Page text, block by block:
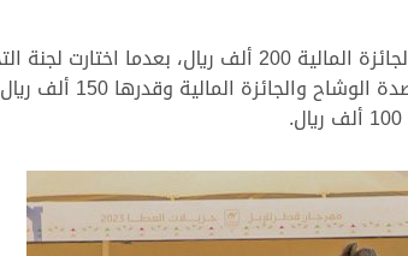
في حين حسم سعد فهد جمعان الخنفري الجدل حول رمز شوط المفاريد الدولي المفتوح والجائزة
لتظفر بالناموس، لتأتي “جوهرة نايف”